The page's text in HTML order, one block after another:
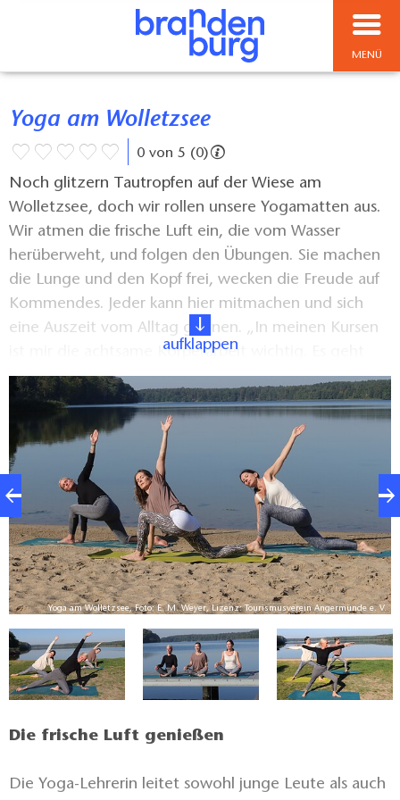
MENÜ
Yoga am Wolletzsee
0 von 5 (0)
Noch glitzern Tautropfen auf der Wiese am
Wolletzsee, doch wir rollen unsere Yogamatten aus.
Wir atmen die frische Luft ein, die vom Wasser
herüberweht, und folgen den Übungen. Sie machen
die Lunge und den Kopf frei, wecken die Freude auf
Kommendes. Jeder kann hier mitmachen und sich
eine Auszeit vom Alltag gönnen. „In meinen Kursen
ist mir die achtsame Körperarbeit wichtig. Es geht
nicht um komplizierte Übungen, sondern jeder soll
die Bedürfnisse seines Körpers wahrnehmen können
und sich etwas Gutes tun, um die Akkus wieder
aufzuladen“, erläutert Yogalehrerin Daniela Düring
Müller. „Morgens geht es um aktivierende Übungen
und einen erfrischenden Start ins Wochenende.
Abends wollen wir eher runterkommen und die
Hektik des Tages hinter uns lassen.“ Daniela Düring
Müllers Angebot ist also eine Einladung an
Menschen, die Erholung suchen und Stress abbauen
wollen. Dazu dienen fließende Bewegungen,
einfache Atemübungen und die Konzentration auf
den eigenen Körper.
aufklappen
Yoga am Wolletzsee, Foto: E. M. Weyer, Lizenz: Tourismusverein Angermünde e. V.
Die frische Luft genießen
Die Yoga-Lehrerin leitet sowohl junge Leute als auch